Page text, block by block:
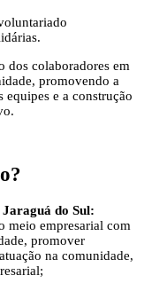
dos colaboradores em
promovendo a
equipes e a construção
do Sul:
meio empresarial com
promover
na comunidade,